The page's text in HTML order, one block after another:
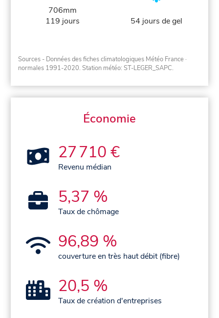
706mm
119 jours
54 jours de gel
Sources - Données des fiches climatologiques Météo France ·
normales 1991-2020. Station météo: ST-LEGER_SAPC.
Économie
27 710 €
Revenu médian
5,37 %
Taux de chômage
96,89 %
couverture en très haut débit (fibre)
20,5 %
Taux de création d'entreprises